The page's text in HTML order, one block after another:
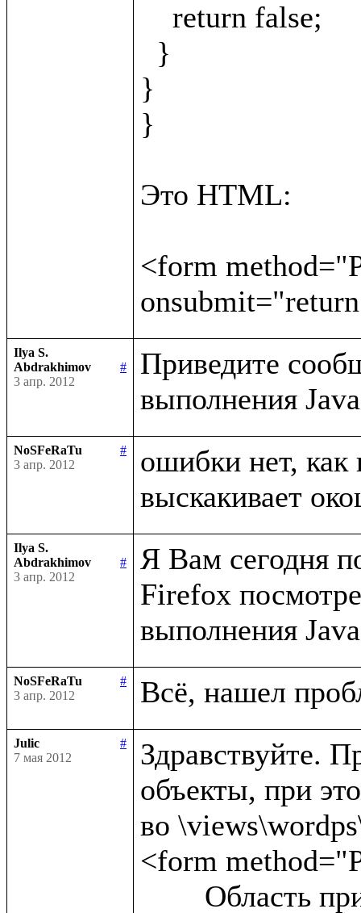
}
}
Это HTML:
<form
Ilya S.
Abdrakhimov
#
3 апр. 2012
Приведите
NoSFeRaTu
#
3 апр. 2012
ошибки нет,
Ilya S.
Abdrakhimov
#
3 апр. 2012
Я Вам сегодня
Firefox
NoSFeRaTu
#
3 апр. 2012
Julic
#
7 мая 2012
Здравствуйте.
объекты, при
во
<form